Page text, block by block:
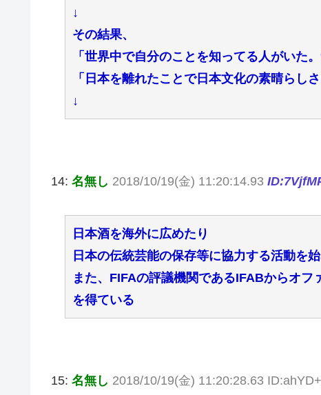
↓
その結果、
「世界中で自分のことを知ってる人がいた
「日本を離れたことで日本文化の素晴らし
↓
14: 名無し 2018/10/19(金) 11:20:14.93
日本酒を海外に広めたり
日本の伝統芸能の保存等に協力する活動を
また、FIFAの評議機関であるIFABからオ
を得ている
15: 名無し 2018/10/19(金) 11:20:28.63